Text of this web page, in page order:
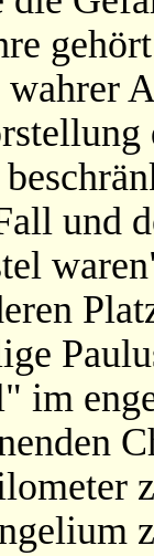
und
im